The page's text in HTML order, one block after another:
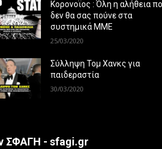
Κορονοϊος : Όλη η αλήθεια
δεν θα σας πούνε στα
συστημικά ΜΜΕ
25/03/2020
Σύλληψη Τομ Χανκς για
παιδεραστία
30/03/2020
ΣΦΑΓΗ - sfagi.gr